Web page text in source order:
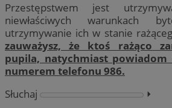
Przestępstwem jest
niewłaściwych warunkach
utrzymywanie ich w stanie
zauważysz, że ktoś rażąco
pupila, natychmiast powiadom
numerem telefonu 986.
Słuchaj
⏵︎